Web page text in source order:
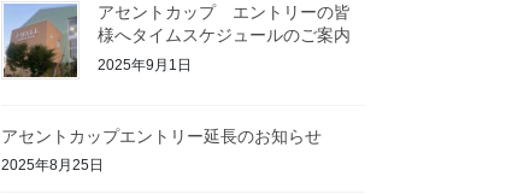
アセントカップ エントリーの皆
様へタイムスケジュールのご案内
2025年9月1日
アセントカップエントリー延長のお知らせ
2025年8月25日